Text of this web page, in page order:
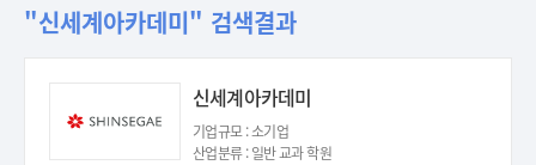
"신세계아카데미" 검색결과
신세계아카데미
기업규모 : 소기업
산업분류 : 일반 교과 학원